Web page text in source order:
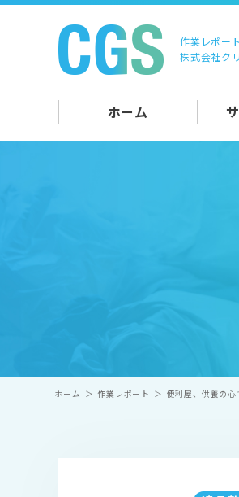
作業レポー
株式会社ク
ホーム
ホーム ＞ 作業レポート ＞ 便利屋、供養の心